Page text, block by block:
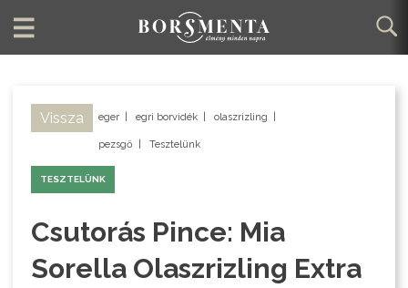
Vissza eger egri borvidék olaszrizling
pezsgő Tesztelünk
TESZTELÜNK
Csutorás Pince: Mia
Sorella Olaszrizling Extra